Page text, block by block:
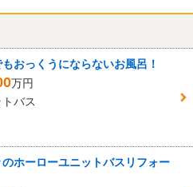
おっくうにならないお風呂！
万円
バス
ホーローユニットバスリフォー